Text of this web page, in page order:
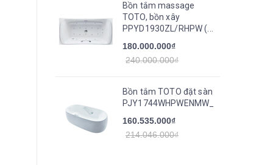
Bồn tắm massage
TOTO, bồn xây
PPYD1930ZL/RHPW (...
180.000.000₫
240.000.000₫
Bồn tắm TOTO đặt sàn
PJY1744WHPWENMW_TVBF412
160.535.000₫
214.046.000₫